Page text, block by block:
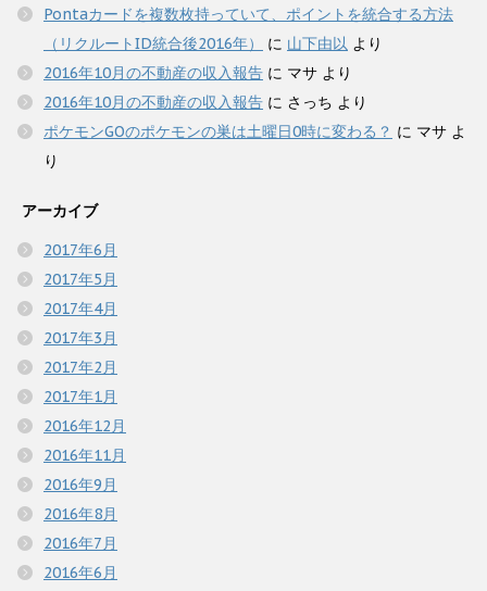
Pontaカードを複数枚持っていて、ポイントを統合する方法
（リクルートID統合後2016年）
に 山下由以 より
2016年10月の不動産の収入報告 に マサ より
2016年10月の不動産の収入報告 に さっち より
ポケモンGOのポケモンの巣は土曜日0時に変わる？ に マサ よ
り
アーカイブ
2017年6月
2017年5月
2017年4月
2017年3月
2017年2月
2017年1月
2016年12月
2016年11月
2016年9月
2016年8月
2016年7月
2016年6月